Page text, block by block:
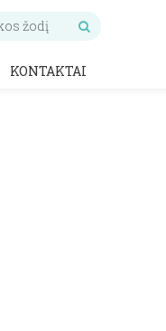
KONTAKTAI